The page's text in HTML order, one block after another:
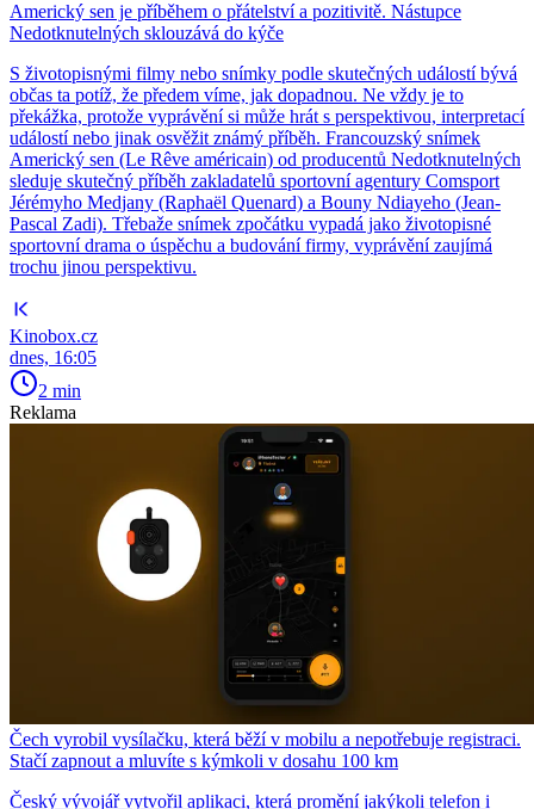
Americký sen je příběhem o přátelství a pozitivitě. Nástupce
Nedotknutelných sklouzává do kýče
S životopisnými filmy nebo snímky podle skutečných událostí bývá
občas ta potíž, že předem víme, jak dopadnou. Ne vždy je to
překážka, protože vyprávění si může hrát s perspektivou, interpretací
událostí nebo jinak osvěžit známý příběh. Francouzský snímek
Americký sen (Le Rêve américain) od producentů Nedotknutelných
sleduje skutečný příběh zakladatelů sportovní agentury Comsport
Jérémyho Medjany (Raphaël Quenard) a Bouny Ndiayeho (Jean-
Pascal Zadi). Třebaže snímek zpočátku vypadá jako životopisné
sportovní drama o úspěchu a budování firmy, vyprávění zaujímá
trochu jinou perspektivu.
Kinobox.cz
dnes, 16:05
2 min
Reklama
Čech vyrobil vysílačku, která běží v mobilu a nepotřebuje registraci.
Stačí zapnout a mluvíte s kýmkoli v dosahu 100 km
Český vývojář vytvořil aplikaci, která promění jakýkoli telefon i